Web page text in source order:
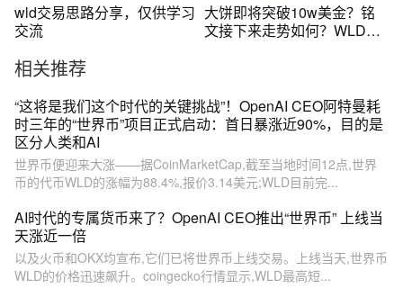
wld交易思路分享，仅供学习
交流
大饼即将突破10w美金？铭
文接下来走势如何？WLD的
相关推荐
“这将是我们这个时代的关键挑战”！OpenAI CEO阿特曼耗
时三年的“世界币”项目正式启动：首日暴涨近90%，目的是
区分人类和AI
世界币便迎来大涨——据CoinMarketCap,截至当地时间12点,世界
币的代币WLD的涨幅为88.4%,报价3.14美元;WLD目前完...
AI时代的专属货币来了？OpenAI CEO推出“世界币” 上线当
天涨近一倍
以及火币和OKX均宣布,它们已将世界币上线交易。上线当天,世界币
WLD的价格迅速飙升。coingecko行情显示,WLD最高短...